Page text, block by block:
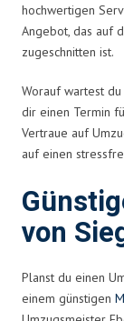
hochwertigen
Angebot, das auf
zugeschnitten ist.
Worauf wartest du
dir einen Termin
Vertraue auf
auf einen
von
Planst du einen
einem günstigen